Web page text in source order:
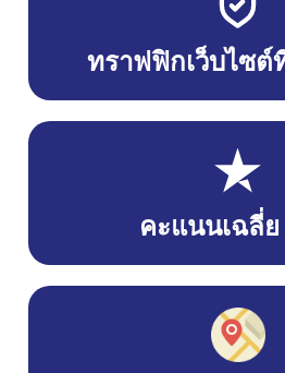
ทราฟฟิกเว็บไซต์
คะแนนเฉลี่